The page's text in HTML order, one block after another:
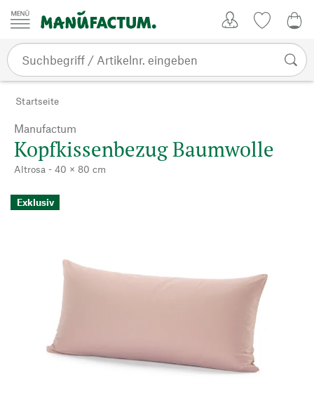
Zum Inhalt springen
Startseite
Manufactum
Kopfkissenbezug Baumwolle
Altrosa - 40 × 80 cm
Exklusiv